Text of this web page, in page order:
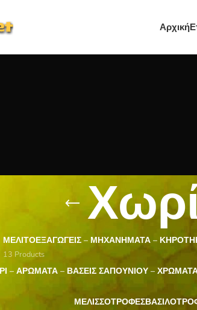
Αρχική
ΜΕΛΙΤΟΕΞΑΓΩΓΕΊΣ – ΜΗΧΑΝΉΜΑΤΑ –
13 Products
– ΑΡΏΜΑΤΑ – ΒΆΣΕΙΣ ΣΑΠΟΥΝΙΟΎ –
ΜΕΛΙΣΣΟΤΡΟΦΈΣ